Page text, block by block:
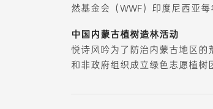
然基金会（WWF）印度尼西亚
中国内蒙古植树造林活动
悦诗风吟为了防治内蒙古地区
和非政府组织成立绿色志愿植树